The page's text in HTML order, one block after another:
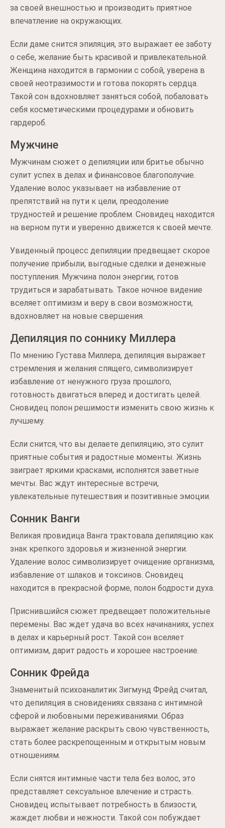
за своей внешностью и производить приятное
впечатление на окружающих.
Если даме снится эпиляция, это выражает ее заботу
о себе, желание быть красивой и привлекательной.
Женщина находится в гармонии с собой, уверена в
своей неотразимости и готова покорять сердца.
Такой сон вдохновляет заняться собой, побаловать
себя косметическими процедурами и обновить
гардероб.
Мужчине
Мужчинам сюжет о депиляции или бритье обычно
сулит успех в делах и финансовое благополучие.
Удаление волос указывает на избавление от
препятствий на пути к цели, преодоление
трудностей и решение проблем. Сновидец находится
на верном пути и уверенно движется к своей мечте.
Увиденный процесс депиляции предвещает скорое
получение прибыли, выгодные сделки и денежные
поступления. Мужчина полон энергии, готов
трудиться и зарабатывать. Такое ночное видение
вселяет оптимизм и веру в свои возможности,
вдохновляет на новые свершения.
Депиляция по соннику Миллера
По мнению Густава Миллера, депиляция выражает
стремления и желания спящего, символизирует
избавление от ненужного груза прошлого,
готовность двигаться вперед и достигать целей.
Сновидец полон решимости изменить свою жизнь к
лучшему.
Если снится, что вы делаете депиляцию, это сулит
приятные события и радостные моменты. Жизнь
заиграет яркими красками, исполнятся заветные
мечты. Вас ждут интересные встречи,
увлекательные путешествия и позитивные эмоции.
Сонник Ванги
Великая провидица Ванга трактовала депиляцию как
знак крепкого здоровья и жизненной энергии.
Удаление волос символизирует очищение организма,
избавление от шлаков и токсинов. Сновидец
находится в прекрасной форме, полон бодрости духа.
Приснившийся сюжет предвещает положительные
перемены. Вас ждет удача во всех начинаниях, успех
в делах и карьерный рост. Такой сон вселяет
оптимизм, дарит радость и хорошее настроение.
Сонник Фрейда
Знаменитый психоаналитик Зигмунд Фрейд считал,
что депиляция в сновидениях связана с интимной
сферой и любовными переживаниями. Образ
выражает желание раскрыть свою чувственность,
стать более раскрепощенным и открытым новым
отношениям.
Если снятся интимные части тела без волос, это
представляет сексуальное влечение и страсть.
Сновидец испытывает потребность в близости,
жаждет любви и нежности. Такой сон побуждает